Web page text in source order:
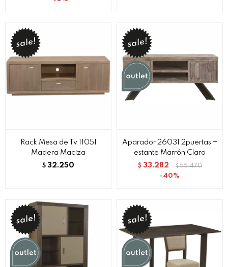
Rack Mesa de Tv 11051
Madera Maciza
$ 32.250
Aparador 26031 2puertas +
estante Marrón Claro
$ 33.282 $ 55.470
40